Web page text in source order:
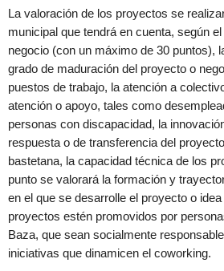
La valoración de los proyectos se
municipal que tendrá en cuenta, según
negocio (con un máximo de 30 puntos),
grado de maduración del proyecto o
puestos de trabajo, la atención a
atención o apoyo, tales como
personas con discapacidad, la
respuesta o de transferencia del
bastetana, la capacidad técnica de los
punto se valorará la formación y
en el que se desarrolle el proyecto o
proyectos estén promovidos por
Baza, que sean socialmente
iniciativas que dinamicen el coworking.